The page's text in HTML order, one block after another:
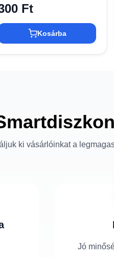
Ft
Kosárba
ki vásárlóinkat a
Jó